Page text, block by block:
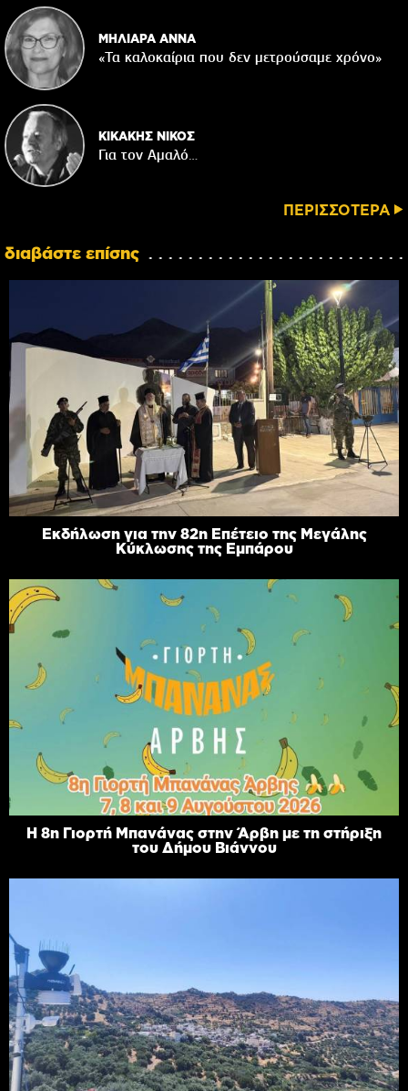
ΜΗΛΙΑΡΑ ΑΝΝΑ
«Τα καλοκαίρια που δεν μετρούσαμε χρόνο»
ΚΙΚΑΚΗΣ ΝΙΚΟΣ
Για τον Αμαλό…
ΠΕΡΙΣΣΟΤΕΡΑ
διαβάστε επίσης
Εκδήλωση για την 82η Επέτειο της Μεγάλης
Κύκλωσης της Εμπάρου
Η 8η Γιορτή Μπανάνας στην Άρβη με τη στήριξη
του Δήμου Βιάννου